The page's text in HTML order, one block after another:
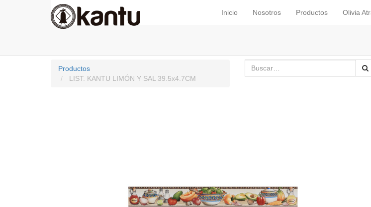
Inicio Nosotros Productos Olivia
Productos
LIST. KANTU LIMÓN Y SAL 39.5x4.7CM